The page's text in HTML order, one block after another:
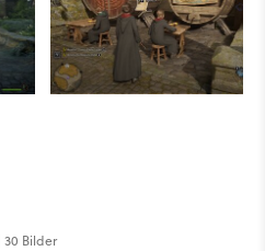
30 Bilder